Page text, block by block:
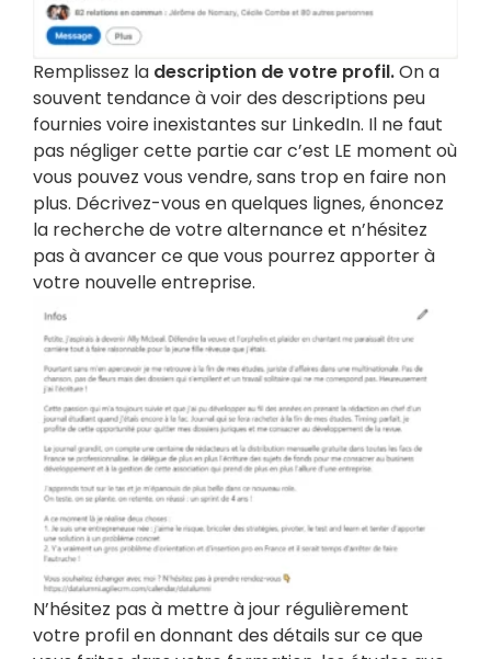
Remplissez la description de votre profil.On a
souvent tendance à voir des descriptions peu
fournies voire inexistantes sur LinkedIn. Il ne faut
pas négliger cette partie car c’est LE moment où
vous pouvez vous vendre, sans trop en faire non
plus. Décrivez-vous en quelques lignes, énoncez
la recherche de votre alternance et n’hésitez
pas à avancer ce que vous pourrez apporter à
votre nouvelle entreprise.
N’hésitez pas à mettre à jour régulièrement
votre profilen donnant des détails sur ce que